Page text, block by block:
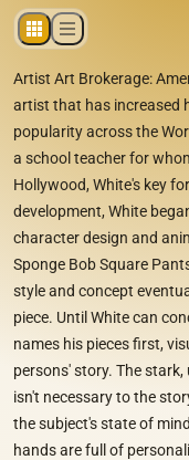
Artist Art Brokerage:
artist that has increased
popularity across the
a school teacher for
Hollywood, White's key
development, White
character design and
Sponge Bob Square
style and concept
piece. Until White can
names his pieces first,
persons' story. The
isn't necessary to the
the subject's state of
hands are full of